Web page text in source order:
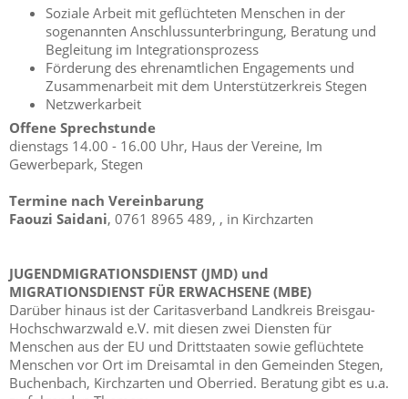
Soziale Arbeit mit geflüchteten Menschen in der
sogenannten Anschlussunterbringung, Beratung und
Begleitung im Integrationsprozess
Förderung des ehrenamtlichen Engagements und
Zusammenarbeit mit dem Unterstützerkreis Stegen
Netzwerkarbeit
Offene Sprechstunde
dienstags 14.00 - 16.00 Uhr, Haus der Vereine, Im
Gewerbepark, Stegen
Termine nach Vereinbarung
Faouzi Saidani, 0761 8965 489, , in Kirchzarten
JUGENDMIGRATIONSDIENST (JMD) und
MIGRATIONSDIENST FÜR ERWACHSENE (MBE)
Darüber hinaus ist der Caritasverband Landkreis Breisgau-
Hochschwarzwald e.V. mit diesen zwei Diensten für
Menschen aus der EU und Drittstaaten sowie geflüchtete
Menschen vor Ort im Dreisamtal in den Gemeinden Stegen,
Buchenbach, Kirchzarten und Oberried. Beratung gibt es u.a.